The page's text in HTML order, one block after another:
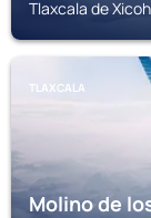
Tlaxcala de
TLAXCALA
Molino de